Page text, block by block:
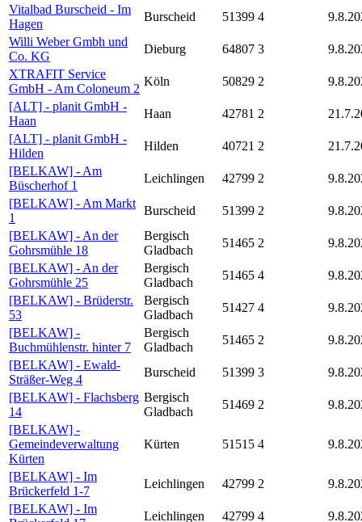
Vitalbad Burscheid - Im
Hagen
Burscheid 51399 4
Willi Weber Gmbh und
Co. KG
Dieburg 64807 3
XTRAFIT Service
GmbH - Am Coloneum 2
Köln 50829 2
[ALT] - planit GmbH -
Haan
Haan 42781 2
[ALT] - planit GmbH -
Hilden
Hilden 40721 2
[BELKAW] - Am
Büscherhof 1
Leichlingen 42799 2
[BELKAW] - Am Markt
1
Burscheid 51399 2
[BELKAW] - An der
Gohrsmühle 18
Bergisch
Gladbach
51465 2
[BELKAW] - An der
Gohrsmühle 25
Bergisch
Gladbach
51465 4
[BELKAW] - Brüderstr.
53
Bergisch
Gladbach
51427 4
[BELKAW] -
Buchmühlenstr. hinter 7
Bergisch
Gladbach
51465 2
[BELKAW] - Ewald-
Sträßer-Weg 4
Burscheid 51399 3
[BELKAW] - Flachsberg
14
Bergisch
Gladbach
51469 2
[BELKAW] -
Gemeindeverwaltung
Kürten
Kürten 51515 4
[BELKAW] - Im
Brückerfeld 1-7
Leichlingen 42799 2
[BELKAW] - Im
Leichlingen 42799 4